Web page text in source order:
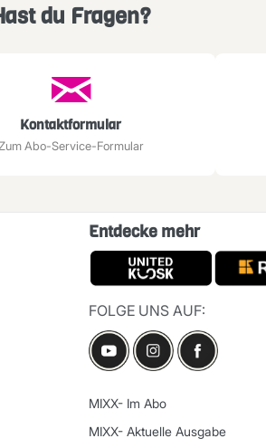
du Fragen?
Kontaktformular
Abo-Service-Formular
Entdecke mehr
FOLGE UNS AUF:
MIXX- Im Abo
MIXX- Aktuelle Ausgabe